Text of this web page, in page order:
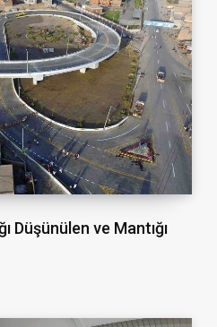
Düşünülen ve Mantığı